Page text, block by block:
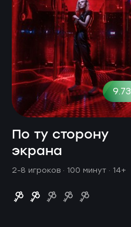
9.73
По ту сторону
экрана
2-8 игроков · 100 минут · 14+